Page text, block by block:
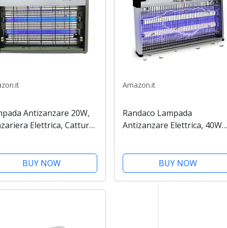
Antizanzare 20W,
Elettrica, Cattura
della Luce UV,
Ammazza Trappola per...
BUY NOW
Amazon.it
Randaco Lampada
Antizanzare Elettrica, 40W
Casa Giardino Cucina
Zanzare Mosca Falene
BUY NOW